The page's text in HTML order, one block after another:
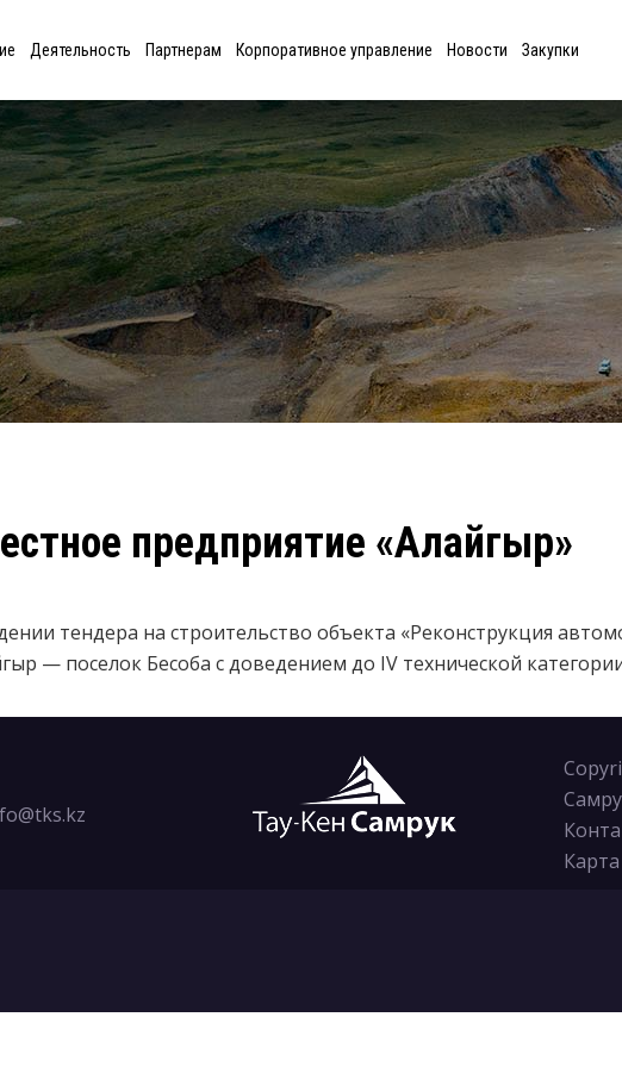
Деятельность Партнерам Корпоративное управление Новости Закупки
предприятие «Алайгыр»
тендера на строительство объекта «Реконструкция
— поселок Бесоба с доведением до IV технической